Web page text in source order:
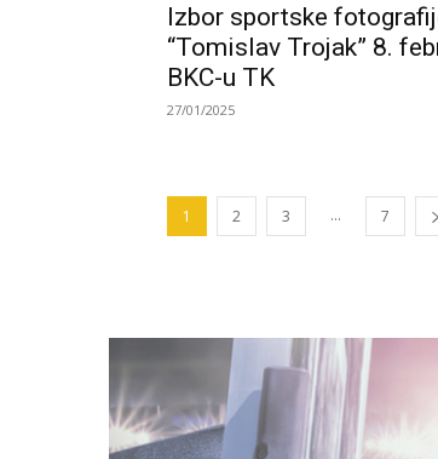
Izbor sportske
“Tomislav Trojak” 8.
BKC-u TK
27/01/2025
1 2 3 ... 7